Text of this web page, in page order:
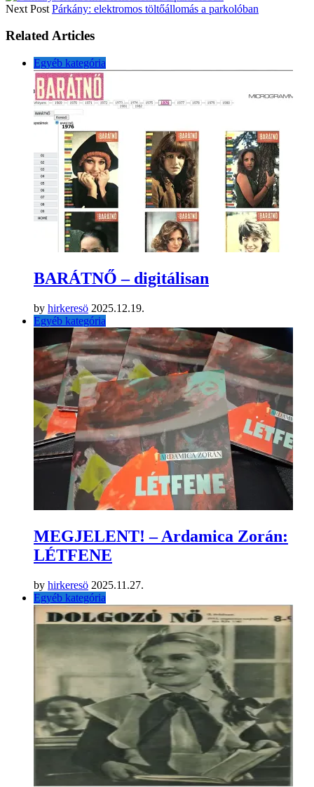
Next Post Párkány: elektromos töltőállomás a parkolóban
Related Articles
Egyéb kategória
BARÁTNŐ – digitálisan
by hirkeresö 2025.12.19.
Egyéb kategória
MEGJELENT! – Ardamica Zorán:
LÉTFENE
by hirkeresö 2025.11.27.
Egyéb kategória